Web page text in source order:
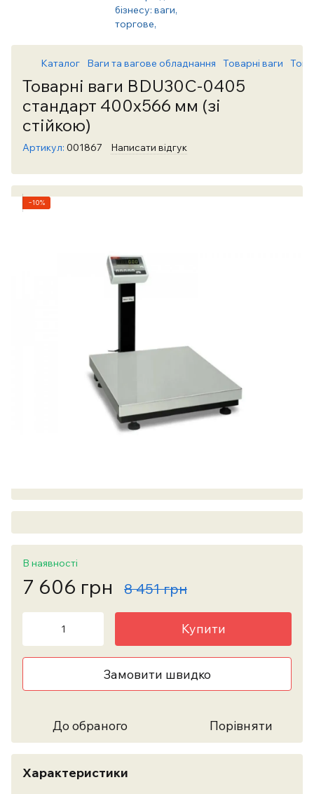
Каталог Ваги та вагове обладнання Товарні ваги
Товарні ваги BDU30C-0405
стандарт 400х566 мм (зі
стійкою)
Артикул: 001867 Написати відгук
−10%
В наявності
7 606 грн 8 451 грн
Купити
Замовити швидко
До обраного Порівняти
Характеристики